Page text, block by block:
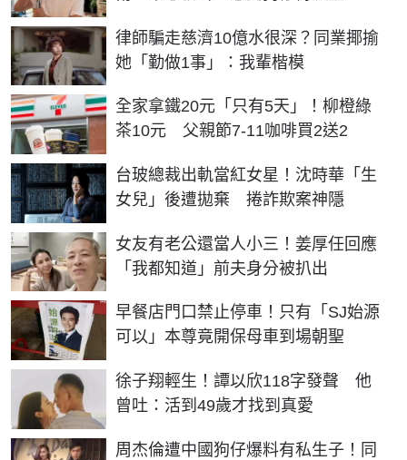
律師騙走慈濟10億水很深？同業揶揄
她「勤做1事」：我輩楷模
全家拿鐵20元「只有5天」！柳橙綠
茶10元 父親節7-11咖啡買2送2
台玻總裁出軌當紅女星！沈時華「生
女兒」後遭拋棄 捲詐欺案神隱
女友有老公還當人小三！姜厚任回應
「我都知道」前夫身分被扒出
早餐店門口禁止停車！只有「SJ始源
可以」本尊竟開保母車到場朝聖
徐子翔輕生！譚以欣118字發聲 他
曾吐：活到49歲才找到真愛
周杰倫遭中國狗仔爆料有私生子！同